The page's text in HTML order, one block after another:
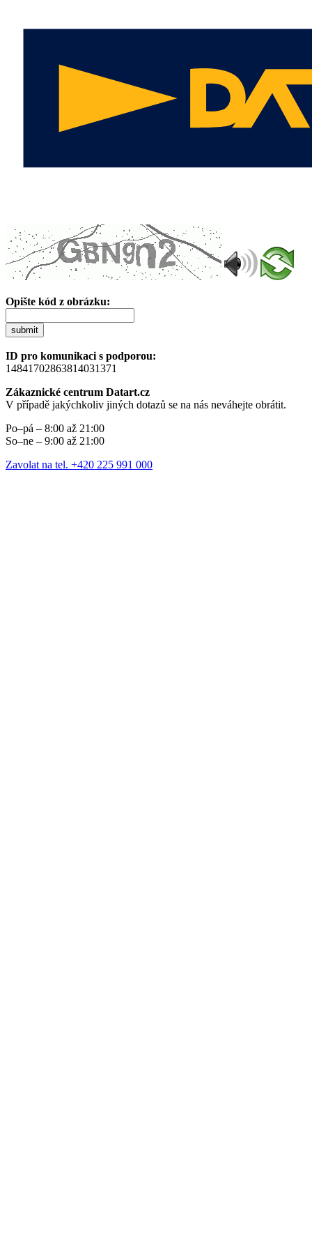
Opište kód z obrázku:
submit
ID pro komunikaci s podporou:
14841702863814031371
Zákaznické centrum Datart.cz
V případě jakýchkoliv jiných dotazů se na nás neváhejte obrátit.
Po–pá – 8:00 až 21:00
So–ne – 9:00 až 21:00
Zavolat na tel. +420 225 991 000